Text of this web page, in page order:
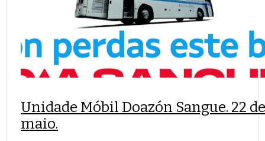
Unidade Móbil Doazón Sangue. 22 de
maio.